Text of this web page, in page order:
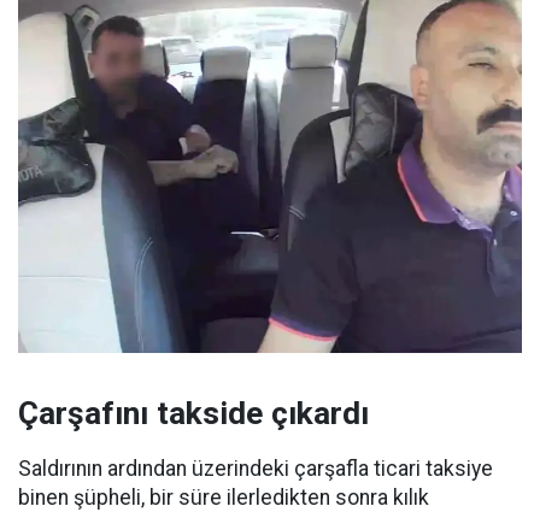
Çarşafını takside çıkardı
Saldırının ardından üzerindeki çarşafla ticari taksiye
binen şüpheli, bir süre ilerledikten sonra kılık